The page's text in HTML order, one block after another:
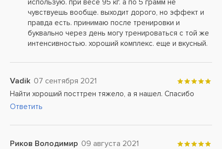
использую. при весе 95 кг. а по 5 грамм не
чувствуешь вообще. выходит дорого, но эффект и
правда есть. принимаю после тренировки и
буквально через день могу тренироваться с той же
интенсивностью. хороший комплекс. еще и вкусный.
Vadik 07 сентября 2021
Найти хороший посттрен тяжело, а я нашел. Спасибо
Ответить
Риков Володимир 09 августа 2021